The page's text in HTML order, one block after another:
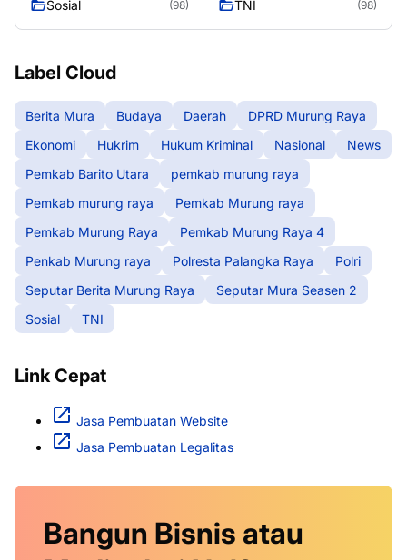
Sosial (98) TNI (98)
Label Cloud
Berita Mura Budaya Daerah
DPRD Murung Raya
Ekonomi
Hukrim Hukum Kriminal Nasional
News
Pemkab Barito Utara
pemkab murung raya
Pemkab murung raya
Pemkab Murung raya
Pemkab Murung Raya
Pemkab Murung Raya 4
Penkab Murung raya
Polresta Palangka Raya
Polri
Seputar Berita Murung Raya
Seputar Mura Seasen 2
Sosial
TNI
Link Cepat
Jasa Pembuatan Website
Jasa Pembuatan Legalitas
Bangun Bisnis atau